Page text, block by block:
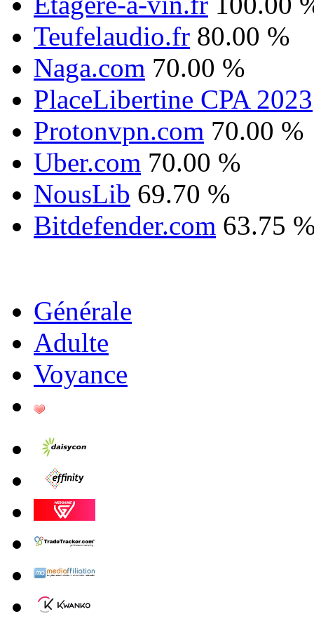
Teufelaudio.fr 80.00 %
Naga.com 70.00 %
PlaceLibertine CPA 2023
Protonvpn.com 70.00 %
Uber.com 70.00 %
NousLib 69.70 %
Bitdefender.com 63.75
Générale
Adulte
Voyance